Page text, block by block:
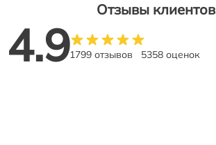
Отзывы клиентов
4.91799 отзывов 5358 оценок